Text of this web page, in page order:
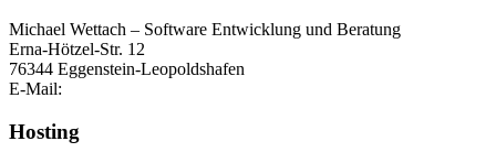
Michael Wettach – Software Entwicklung und Beratung
Erna-Hötzel-Str. 12
76344 Eggenstein-Leopoldshafen
E-Mail:
Hosting